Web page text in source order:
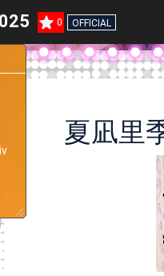
0 OFFICIAL
夏凪里